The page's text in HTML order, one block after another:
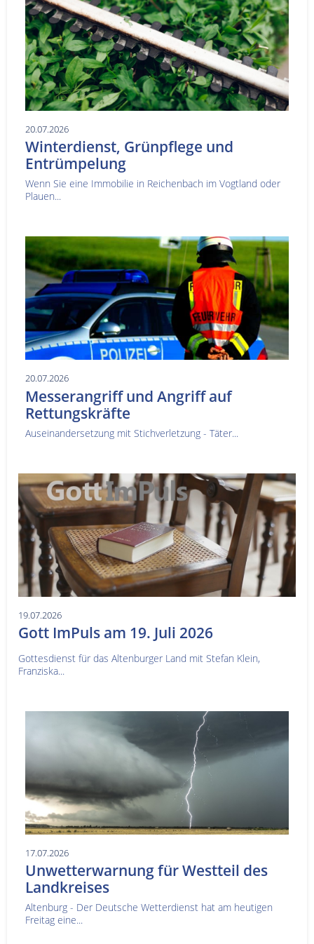
20.07.2026
Winterdienst, Grünpflege und
Entrümpelung
Wenn Sie eine Immobilie in Reichenbach im Vogtland oder
Plauen...
20.07.2026
Messerangriff und Angriff auf
Rettungskräfte
Auseinandersetzung mit Stichverletzung - Täter...
19.07.2026
Gott ImPuls am 19. Juli 2026
Gottesdienst für das Altenburger Land mit Stefan Klein,
Franziska...
17.07.2026
Unwetterwarnung für Westteil des
Landkreises
Altenburg - Der Deutsche Wetterdienst hat am heutigen
Freitag eine...